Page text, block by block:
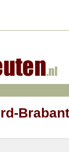
Brabant